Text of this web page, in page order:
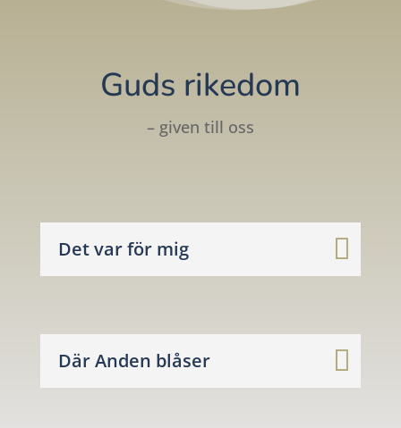
Guds rikedom
– given till oss
Det var för mig
Där Anden blåser